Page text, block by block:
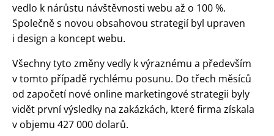
vedlo k nárůstu návštěvnosti webu až o 100 %.
Společně s novou obsahovou strategií byl upraven
i design a koncept webu.
Všechny tyto změny vedly k výraznému a především
v tomto případě rychlému posunu. Do třech měsíců
od započetí nové online marketingové strategii byly
vidět první výsledky na zakázkách, které firma získala
v objemu 427 000 dolarů.